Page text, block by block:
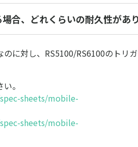
合、どれくらいの耐久性があ
に対し、RS5100/RS6100のトリ
。
sheets/mobile-
sheets/mobile-